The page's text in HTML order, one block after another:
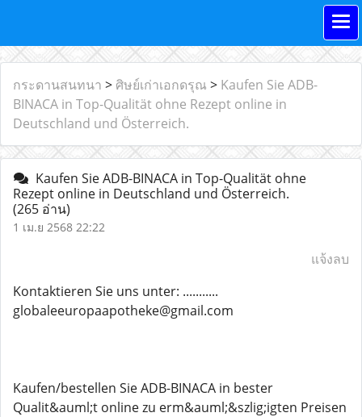
กระดานสนทนา > ศิษย์เก่าเอกดรุณ > Kaufen Sie ADB-
BINACA in Top-Qualität ohne Rezept online in
Deutschland und Österreich.
Kaufen Sie ADB-BINACA in Top-Qualität ohne
Rezept online in Deutschland und Österreich.
(265 อ่าน)
1 เม.ย 2568 22:22
แจ้งลบ
Kontaktieren Sie uns unter: ...........
globaleeuropaapotheke@gmail.com
Kaufen/bestellen Sie ADB-BINACA in bester
Qualit&auml;t online zu erm&auml;&szlig;igten Preisen